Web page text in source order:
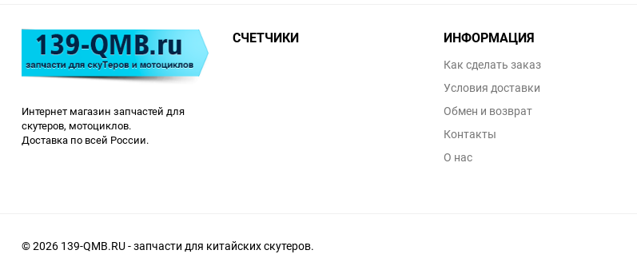
Интернет магазин запчастей для
скутеров, мотоциклов.
Доставка по всей России.
СЧЕТЧИКИ ИНФОРМАЦИЯ
Как сделать заказ
Условия доставки
Обмен и возврат
Контакты
О нас
© 2026 139-QMB.RU - запчасти для китайских скутеров.